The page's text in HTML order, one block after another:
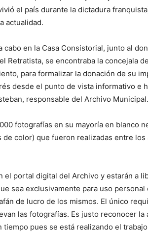
el país durante la dictadura
actualidad.
cabo en la Casa Consistorial, junto al
Retratista, se encontraba la concejala
para formalizar la donación de su
desde el punto de vista informativo e
responsable del Archivo Municipal.
fotografías en su mayoría en blanco
color) que fueron realizadas entre los
el portal digital del Archivo y estarán a
sea exclusivamente para uso
de lucro de los mismos. El único
las fotografías. Es justo reconocer
tiempo pues se está realizando el